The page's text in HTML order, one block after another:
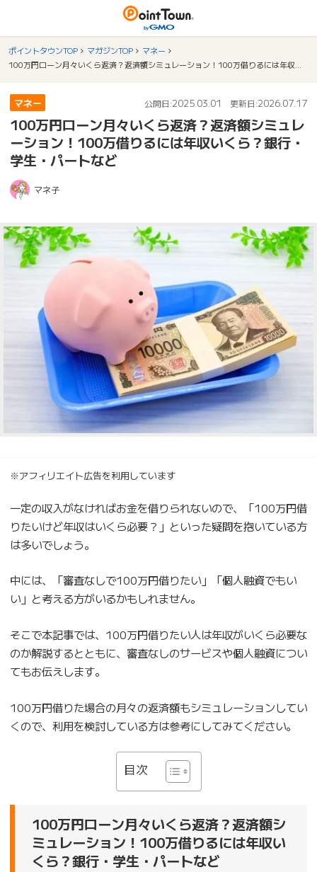
ポイントタウンTOP マガジンTOP
マネー
マネー 公開日:2025.03.01 更新日:2026.07.17
100万円ローン月々いくら返済？返済額シミュレ
ーション！100万借りるには年収いくら？銀行・
学生・パートなど
マネ子
※アフィリエイト広告を利用しています
一定の収入がなければお金を借りられないので、「100万円借
りたいけど年収はいくら必要？」といった疑問を抱いている方
は多いでしょう。
中には、「審査なしで100万円借りたい」「個人融資でもい
い」と考える方がいるかもしれません。
そこで本記事では、100万円借りたい人は年収がいくら必要な
のか解説するとともに、審査なしのサービスや個人融資につい
てもお伝えします。
100万円借りた場合の月々の返済額もシミュレーションしてい
くので、利用を検討している方は参考にしてみてください。
目次
100万円ローン月々いくら返済？返済額シ
ミュレーション！100万借りるには年収い
くら？銀行・学生・パートなど